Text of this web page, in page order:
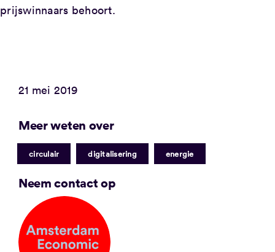
prijswinnaars behoort.
21 mei 2019
Meer weten over
circulair digitalisering energie
Neem contact op